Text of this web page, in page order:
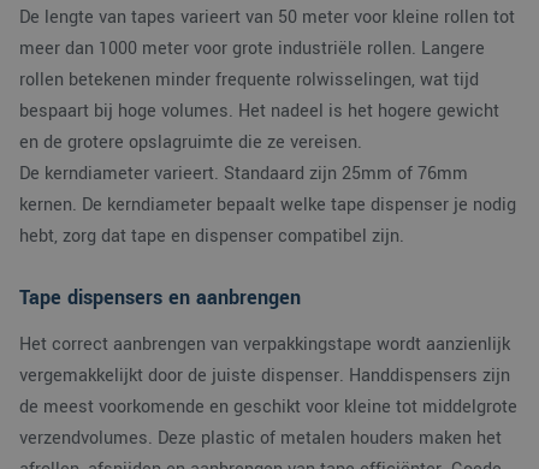
De lengte van tapes varieert van 50 meter voor kleine rollen tot
meer dan 1000 meter voor grote industriële rollen. Langere
rollen betekenen minder frequente rolwisselingen, wat tijd
bespaart bij hoge volumes. Het nadeel is het hogere gewicht
en de grotere opslagruimte die ze vereisen.
De kerndiameter varieert. Standaard zijn 25mm of 76mm
kernen. De kerndiameter bepaalt welke tape dispenser je nodig
hebt, zorg dat tape en dispenser compatibel zijn.
Tape dispensers en aanbrengen
Het correct aanbrengen van verpakkingstape wordt aanzienlijk
vergemakkelijkt door de juiste dispenser. Handdispensers zijn
de meest voorkomende en geschikt voor kleine tot middelgrote
verzendvolumes. Deze plastic of metalen houders maken het
Naam
Aanbieder /
Domein
Vervaldatum Omschrijving
_ga_38H4ZZK10R .verpakking.nl
1 jaar 1
maand
.verpakking.nl
maand
is gekoppeld
Google
Analytics - wat
belangrijke
is van de meer
algemeen
gebruikte
Naam
Aanbieder/
Domein
Vervaldatum
.verpakking.nl
en betrokkenheid
de website te volgen
om de
gebruikerservaring
te verbeteren.